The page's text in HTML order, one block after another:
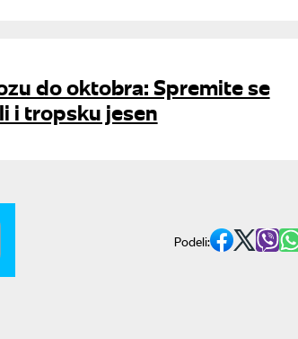
do oktobra: Spremite se
i tropsku jesen
Podeli: